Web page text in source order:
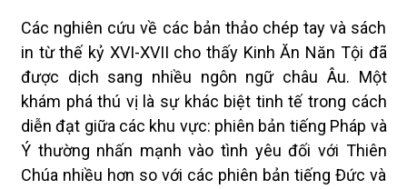
Các nghiên cứu về các bản thảo chép tay và sách
in từ thế kỷ XVI-XVII cho thấy Kinh Ăn Năn Tội đã
được dịch sang nhiều ngôn ngữ châu Âu. Một
khám phá thú vị là sự khác biệt tinh tế trong cách
diễn đạt giữa các khu vực: phiên bản tiếng Pháp và
Ý thường nhấn mạnh vào tình yêu đối với Thiên
Chúa nhiều hơn so với các phiên bản tiếng Đức và